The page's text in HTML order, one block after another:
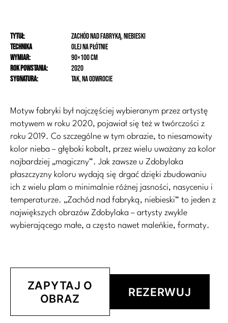
Tytuł:
Zachód nad fabryką, niebieski
Technika
olej na płótnie
Wymiar:
90×100 cm
Rok powstania:
2020
Sygnatura:
tak, na odwrocie
Motyw fabryki był najczęściej wybieranym przez artystę
motywem w roku 2020, pojawiał się też w twórczości z
roku 2019. Co szczególne w tym obrazie, to niesamowity
kolor nieba – głęboki kobalt, przez wielu uważany za kolor
najbardziej „magiczny”. Jak zawsze u Zdobylaka
płaszczyzny koloru wydają się drgać dzięki zbudowaniu
ich z wielu plam o minimalnie różnej jasności, nasyceniu i
temperaturze. „Zachód nad fabryką, niebieski” to jeden z
największych obrazów Zdobylaka – artysty zwykle
wybierającego małe, a często nawet maleńkie, formaty.
ZAPYTAJ O
OBRAZ
REZERWUJ